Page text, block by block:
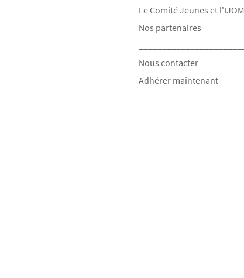
Le Comité Jeunes et l'IJOM
Nos partenaires
Nous contacter
Adhérer maintenant